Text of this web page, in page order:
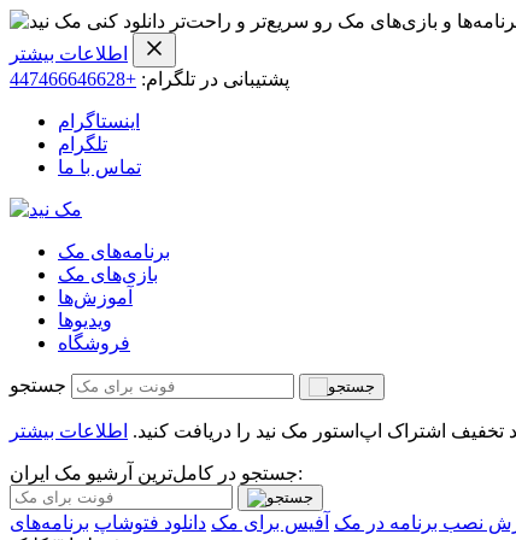
و بازی‌های مک رو سریع‌تر و راحت‌تر دانلود کنی
اطلاعات بیشتر
پشتیبانی در تلگرام: +447466646628
اینستاگرام
تلگرام
تماس با ما
برنامه‌های مک
بازی‌های مک
آموزش‌ها
ویدیو‌ها
فروشگاه
جستجو
اطلاعات بیشتر
جستجو در کامل‌ترین آرشیو مک ایران:
نصب برنامه در مک آفیس برای مک دانلود فتوشاپ